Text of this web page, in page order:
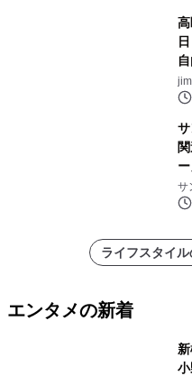
サ
ライフスタイ
エンタメの新着